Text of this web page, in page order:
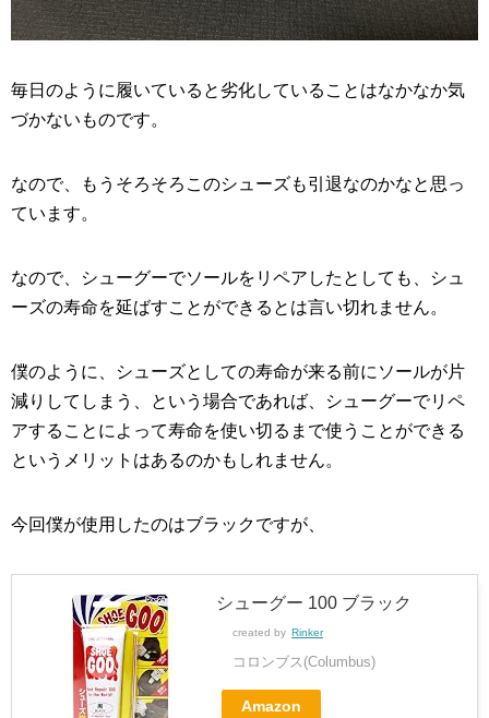
毎日のように履いていると劣化していることはなかなか気
づかないものです。
なので、もうそろそろこのシューズも引退なのかなと思っ
ています。
なので、シューグーでソールをリペアしたとしても、シュ
ーズの寿命を延ばすことができるとは言い切れません。
僕のように、シューズとしての寿命が来る前にソールが片
減りしてしまう、という場合であれば、シューグーでリペ
アすることによって寿命を使い切るまで使うことができる
というメリットはあるのかもしれません。
今回僕が使用したのはブラックですが、
シューグー 100 ブラック
created by Rinker
コロンブス(Columbus)
Amazon